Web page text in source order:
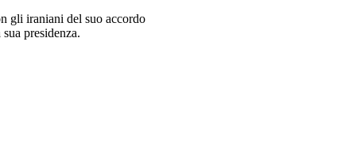
gli iraniani del suo accordo
presidenza.